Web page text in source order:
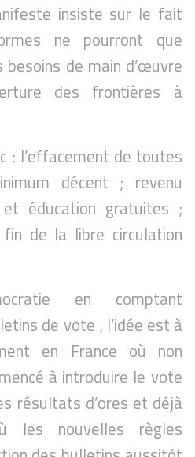
insiste sur le fait
ne pourront que
besoins de main d’œuvre
des frontières à
: l’effacement de toutes
décent ; revenu
et éducation gratuites ;
de la libre circulation
en comptant
de vote ; l’idée est à
en France où non
à introduire le vote
résultats d’ores et déjà
les nouvelles règles